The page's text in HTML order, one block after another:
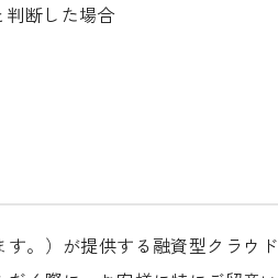
判断した場合
。）が提供する融資型クラウ